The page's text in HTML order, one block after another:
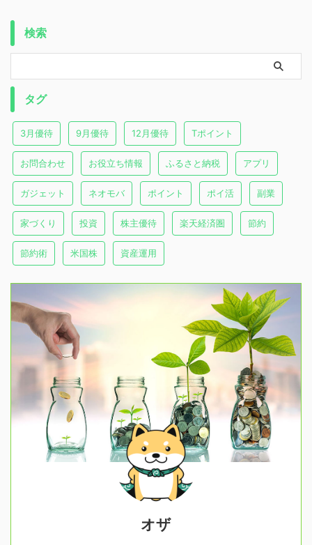
検索
タグ
3月優待 9月優待 12月優待 Tポイント
お問合わせ お役立ち情報 ふるさと納税 アプリ
ガジェット ネオモバ ポイント ポイ活 副業
家づくり 投資 株主優待 楽天経済圏 節約
節約術 米国株 資産運用
オザ